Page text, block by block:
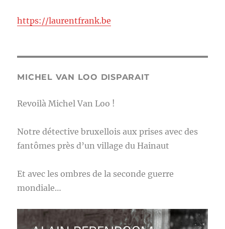
https://laurentfrank.be
MICHEL VAN LOO DISPARAIT
Revoilà Michel Van Loo !
Notre détective bruxellois aux prises avec des
fantômes près d’un village du Hainaut
Et avec les ombres de la seconde guerre
mondiale…